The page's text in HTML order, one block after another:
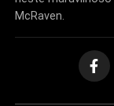
McRaven.